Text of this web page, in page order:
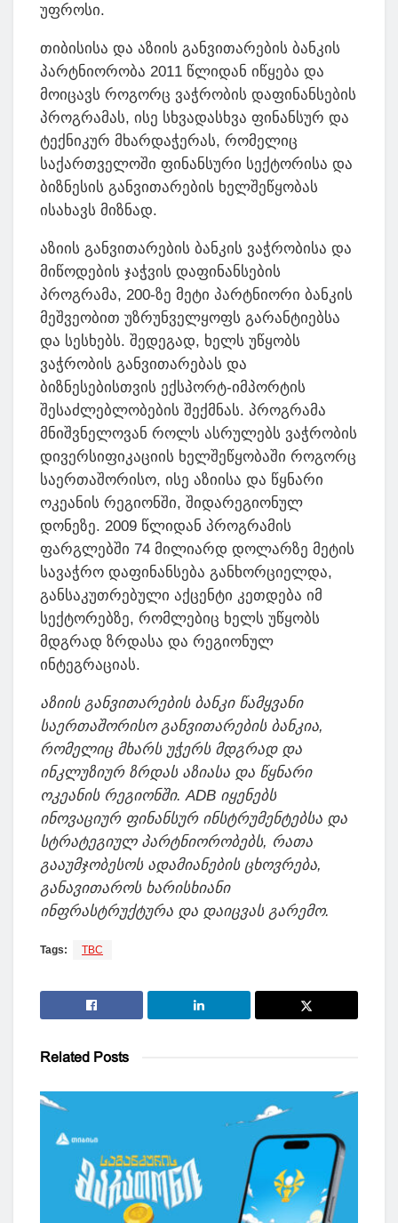
უფროსი.
თიბისისა და აზიის განვითარების ბანკის
პარტნიორობა 2011 წლიდან იწყება და
მოიცავს როგორც ვაჭრობის დაფინანსების
პროგრამას, ისე სხვადასხვა ფინანსურ და
ტექნიკურ მხარდაჭერას, რომელიც
საქართველოში ფინანსური სექტორისა და
ბიზნესის განვითარების ხელშეწყობას
ისახავს მიზნად.
აზიის განვითარების ბანკის ვაჭრობისა და
მიწოდების ჯაჭვის დაფინანსების
პროგრამა, 200-ზე მეტი პარტნიორი ბანკის
მეშვეობით უზრუნველყოფს გარანტიებსა
და სესხებს. შედეგად, ხელს უწყობს
ვაჭრობის განვითარებას და
ბიზნესებისთვის ექსპორტ-იმპორტის
შესაძლებლობების შექმნას. პროგრამა
მნიშვნელოვან როლს ასრულებს ვაჭრობის
დივერსიფიკაციის ხელშეწყობაში როგორც
საერთაშორისო, ისე აზიისა და წყნარი
ოკეანის რეგიონში, შიდარეგიონულ
დონეზე. 2009 წლიდან პროგრამის
ფარგლებში 74 მილიარდ დოლარზე მეტის
სავაჭრო დაფინანსება განხორციელდა,
განსაკუთრებული აქცენტი კეთდება იმ
სექტორებზე, რომლებიც ხელს უწყობს
მდგრად ზრდასა და რეგიონულ
ინტეგრაციას.
აზიის განვითარების ბანკი წამყვანი
საერთაშორისო განვითარების ბანკია,
რომელიც მხარს უჭერს მდგრად და
ინკლუზიურ ზრდას აზიასა და წყნარი
ოკეანის რეგიონში. ADB იყენებს
ინოვაციურ ფინანსურ ინსტრუმენტებსა და
სტრატეგიულ პარტნიორობებს, რათა
გააუმჯობესოს ადამიანების ცხოვრება,
განავითაროს ხარისხიანი
ინფრასტრუქტურა და დაიცვას გარემო.
Tags: TBC
Related Posts